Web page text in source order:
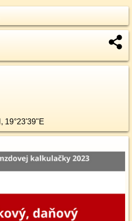
, 19°23'39"E